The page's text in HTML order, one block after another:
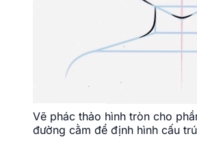
Vẽ phác thảo hình tròn cho
đường cằm để định hình cấu